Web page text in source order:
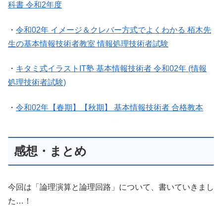
科書 令和2年度
・ 令和02年 イメージ＆クレバー方式でよくわかる 栢木先
生の基本情報技術者教室 情報処理技術者試験
・ キタミ式イラストIT塾 基本情報技術者 令和02年 (情報
処理技術者試験)
・ 令和02年【春期】【秋期】 基本情報技術者 合格教本
感想・まとめ
今回は「論理演算と論理回路」について、書いていきまし
た…！